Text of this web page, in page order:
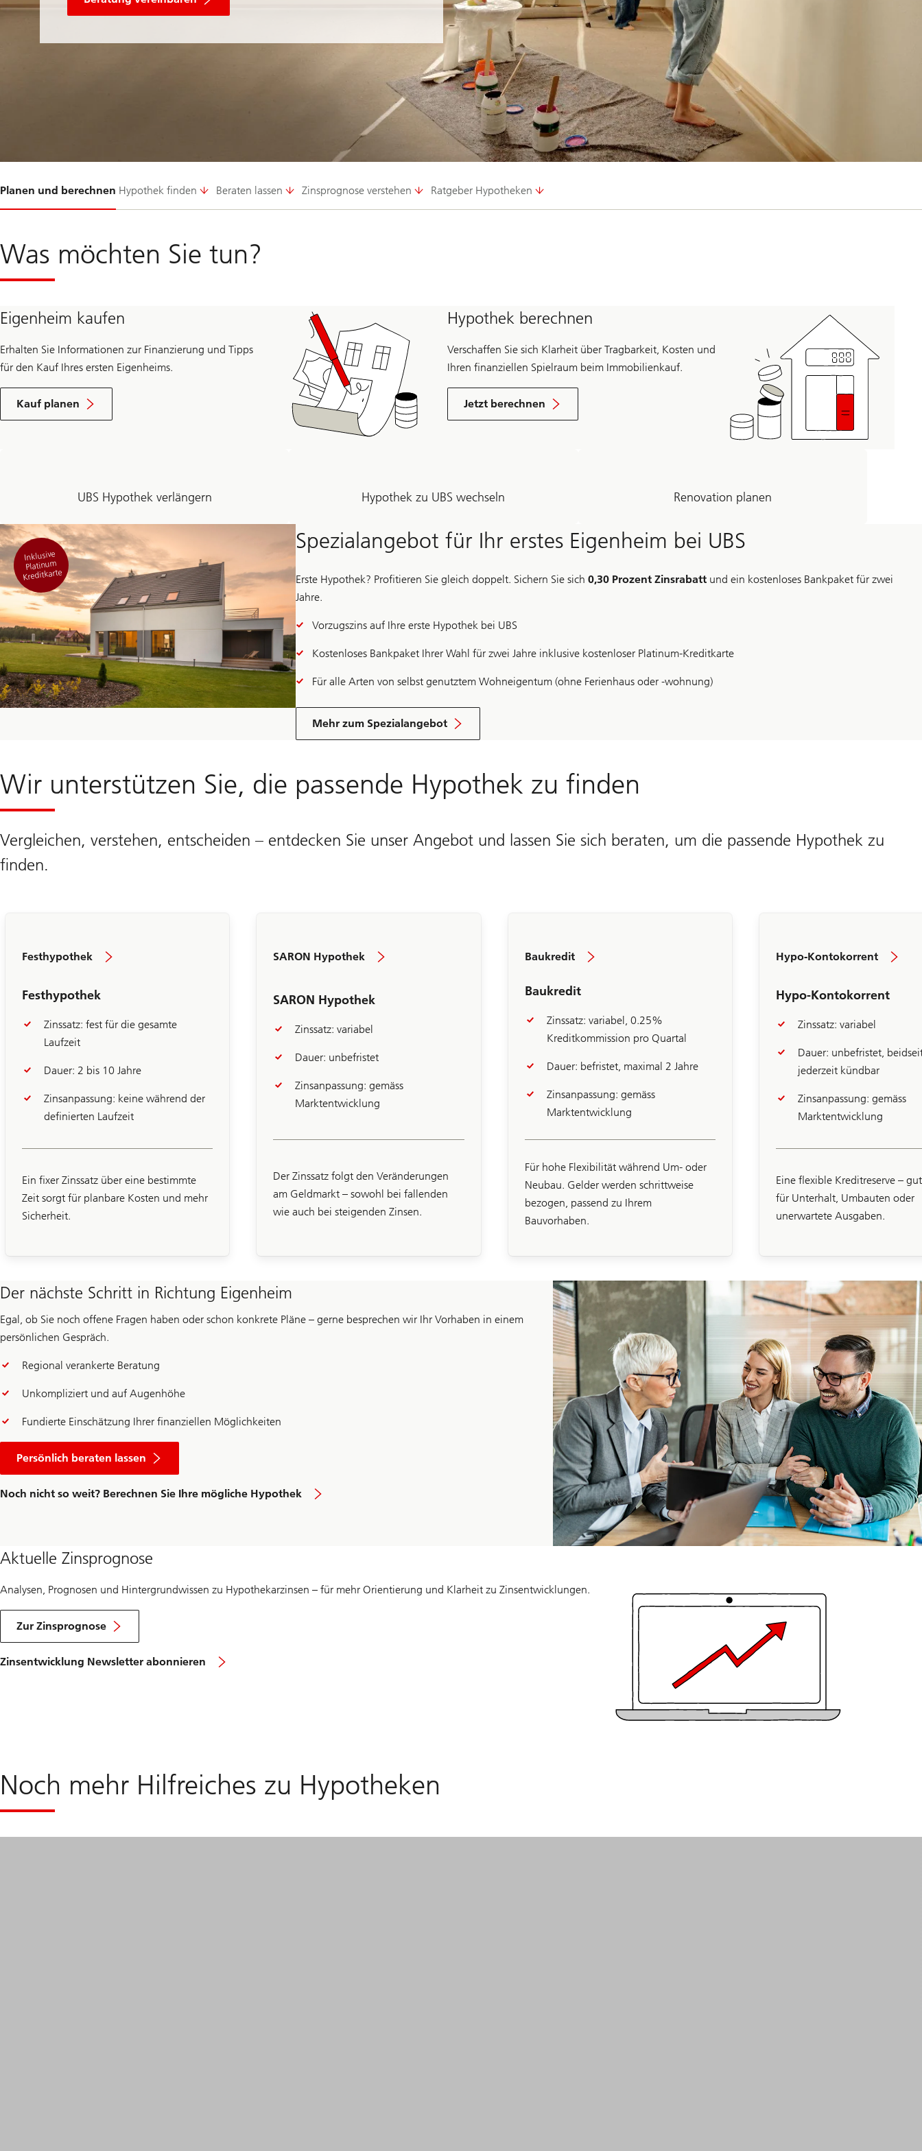
Planen und berechnen Hypothek finden Beraten lassen Zinsprognose verstehen Ratgeber Hypotheken
1-
Was möchten Sie tun?
Eigenheim kaufen
Erhalten Sie Informationen zur Finanzierung und Tipps
für den Kauf Ihres ersten Eigenheims.
Kauf planen
Hypothek berechnen
Verschaffen Sie sich Klarheit über Tragbarkeit, Kosten und
Ihren finanziellen Spielraum beim Immobilienkauf.
Jetzt berechnen
UBS Hypothek verlängern Hypothek zu UBS wechseln Renovation planen
Inklusive
Platinum
Kreditkarte
Spezialangebot für Ihr erstes Eigenheim bei UBS
Erste Hypothek? Profitieren Sie gleich doppelt. Sichern Sie sich 0,30 Prozent Zinsrabatt und ein kostenloses Bankpaket für zwei
Jahre.
Vorzugszins auf Ihre erste Hypothek bei UBS
Kostenloses Bankpaket Ihrer Wahl für zwei Jahre inklusive kostenloser Platinum-Kreditkarte
Für alle Arten von selbst genutztem Wohneigentum (ohne Ferienhaus oder -wohnung)
Mehr zum Spezialangebot
Wir unterstützen Sie, die passende Hypothek zu finden
Vergleichen, verstehen, entscheiden – entdecken Sie unser Angebot und lassen Sie sich beraten, um die passende Hypothek zu
finden.
Festhypothek
Zinssatz: fest für die gesamte
Laufzeit
Dauer: 2 bis 10 Jahre
Zinsanpassung: keine während der
definierten Laufzeit
Ein fixer Zinssatz über eine bestimmte
Zeit sorgt für planbare Kosten und mehr
Sicherheit.
Festhypothek
SARON Hypothek
Zinssatz: variabel
Dauer: unbefristet
Zinsanpassung: gemäss
Marktentwicklung
Der Zinssatz folgt den Veränderungen
am Geldmarkt – sowohl bei fallenden
wie auch bei steigenden Zinsen.
SARON Hypothek
Baukredit
Zinssatz: variabel, 0.25%
Kreditkommission pro Quartal
Dauer: befristet, maximal 2 Jahre
Zinsanpassung: gemäss
Marktentwicklung
Für hohe Flexibilität während Um- oder
Neubau. Gelder werden schrittweise
bezogen, passend zu Ihrem
Bauvorhaben.
Baukredit
Hypo-Kontokorrent
Zinssatz: variabel
Dauer: unbefristet,
jederzeit kündbar
Zinsanpassung: gemäss
Marktentwicklung
Eine flexible Kreditreserve –
für Unterhalt, Umbauten oder
unerwartete Ausgaben.
Hypo-Kontokorrent
Der nächste Schritt in Richtung Eigenheim
Egal, ob Sie noch offene Fragen haben oder schon konkrete Pläne – gerne besprechen wir Ihr Vorhaben in einem
persönlichen Gespräch.
Regional verankerte Beratung
Unkompliziert und auf Augenhöhe
Fundierte Einschätzung Ihrer finanziellen Möglichkeiten
Persönlich beraten lassen
Noch nicht so weit? Berechnen Sie Ihre mögliche Hypothek
Aktuelle Zinsprognose
Analysen, Prognosen und Hintergrundwissen zu Hypothekarzinsen – für mehr Orientierung und Klarheit zu Zinsentwicklungen.
Zur Zinsprognose
Zinsentwicklung Newsletter abonnieren
Noch mehr Hilfreiches zu Hypotheken